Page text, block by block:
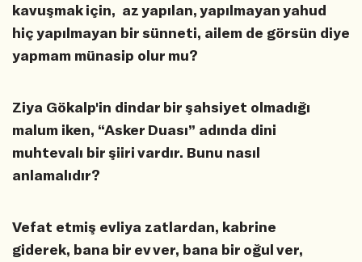
kavuşmak için, az yapılan, yapılmayan yahud
hiç yapılmayan bir sünneti, ailem de görsün diye
yapmam münasip olur mu?
Ziya Gökalp'in dindar bir şahsiyet olmadığı
malum iken, “Asker Duası” adında dini
muhtevalı bir şiiri vardır. Bunu nasıl
anlamalıdır?
Vefat etmiş evliya zatlardan, kabrine
giderek, bana bir ev ver, bana bir oğul ver,